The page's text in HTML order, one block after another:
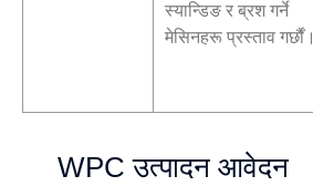
स्यान्डिङ र ब्रश गर्ने
मेसिनहरू प्रस्ताव गर्छौं।
WPC उत्पादन आवेदन